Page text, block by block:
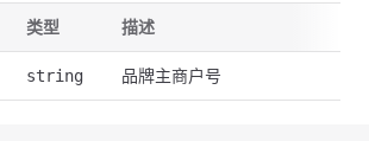
类型 描述
string 品牌主商户号